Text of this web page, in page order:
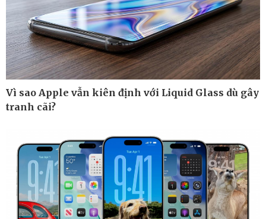
Công nghệ
Sành điệu
Tin Công nghệ
Trải nghiệm
Chuyển đổi số
Sức khỏe
Dinh dưỡng - món ngon
Cây thuốc
Sản phụ khoa
Làm đẹp - giảm cân
Phòng mạch online
Ăn sạch sống khỏe
Vì sao Apple vẫn kiên định với Liquid Glass dù gây
tranh cãi?